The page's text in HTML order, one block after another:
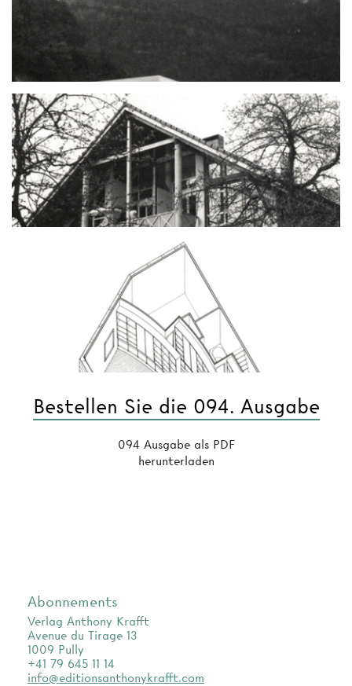
Bestellen Sie die 094. Ausgabe
094 Ausgabe als PDF
herunterladen
Abonnements
Verlag Anthony Krafft
Avenue du Tirage 13
1009 Pully
+41 79 645 11 14
info@editionsanthonykrafft.com